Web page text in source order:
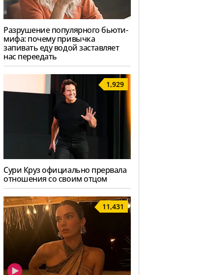
Разрушение популярного бьюти-
мифа: почему привычка
запивать еду водой заставляет
нас переедать
1,929
Сури Круз официально прервала
отношения со своим отцом
11,431